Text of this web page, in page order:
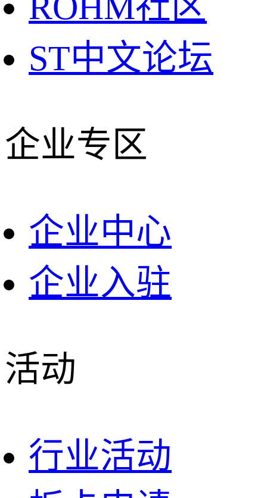
ST中文论坛
企业专区
企业中心
企业入驻
活动
行业活动